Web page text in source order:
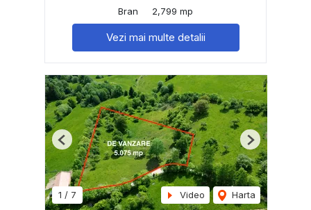
Bran
2,799 mp
Vezi mai multe detalii
1 / 7 Video Harta
Previous Next